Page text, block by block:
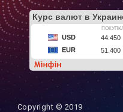
Copyright © 2019